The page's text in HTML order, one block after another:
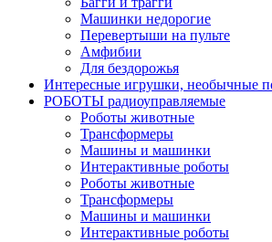
Машинки недорогие
Перевертыши на пульте
Амфибии
Для бездорожья
Интересные игрушки, необычные
РОБОТЫ радиоуправляемые
Роботы животные
Трансформеры
Машины и машинки
Интерактивные роботы
Роботы животные
Трансформеры
Машины и машинки
Интерактивные роботы